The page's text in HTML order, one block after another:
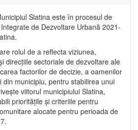
Slatina este în procesul de
de Dezvoltare Urbană 2021‐
rolul de a reflecta viziunea,
direcțiile sectoriale de dezvoltare ale
factorilor de decizie, a oamenilor
din municipiu, pentru stabilirea unui
viitorul municipiului Slatina,
prioritățile și criteriile pentru
alocate pentru perioada de